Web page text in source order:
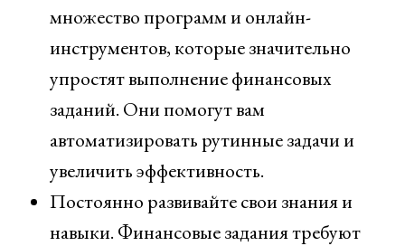
множество программ и онлайн-
инструментов, которые значительно
упростят выполнение финансовых
заданий. Они помогут вам
автоматизировать рутинные задачи и
увеличить эффективность.
Постоянно развивайте свои знания и
навыки. Финансовые задания требуют